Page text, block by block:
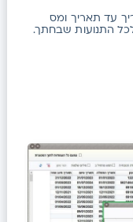
עד תאריך ומס
לכל התנועות שבחתך.